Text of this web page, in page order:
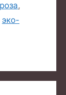
,
эко-